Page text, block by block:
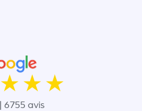
6755 avis